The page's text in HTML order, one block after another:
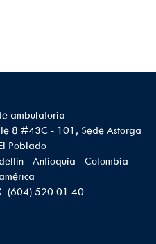
ambulatoria
8 #43C - 101, Sede Astorga
Poblado
- Antioquia - Colombia -
(604) 520 01 40